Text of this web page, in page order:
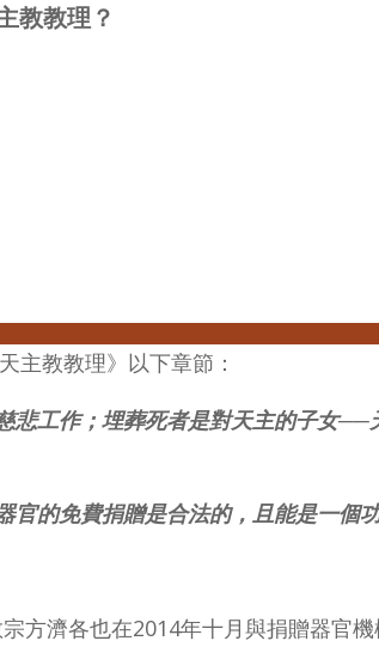
教教理？
主教教理》以下章節：
悲工作；埋葬死者是對天主的子女──
的免費捐贈是合法的，且能是一個功
方濟各也在2014年十月與捐贈器官